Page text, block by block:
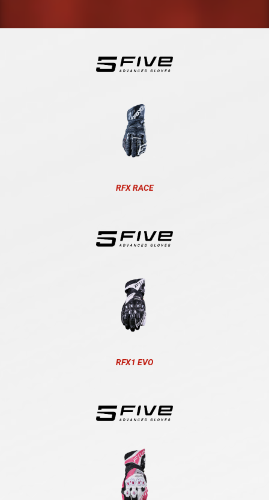
RFX RACE
RFX1 EVO